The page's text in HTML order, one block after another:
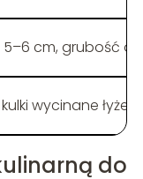
cm, grubość ok.
kulki wycinane
do